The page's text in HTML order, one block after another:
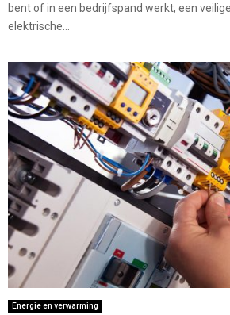
bent of in een bedrijfspand werkt, een
elektrische...
Energie en verwarming